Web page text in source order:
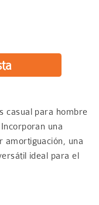
casual para hombre
una
amortiguación, una
ideal para el